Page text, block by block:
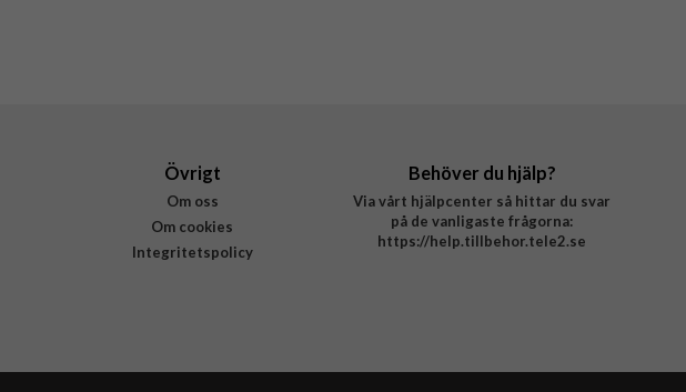
Övrigt
Om oss
Om cookies
Integritetspolicy
Behöver du hjälp?
Via vårt hjälpcenter så hittar du svar
på de vanligaste frågorna:
https://help.tillbehor.tele2.se